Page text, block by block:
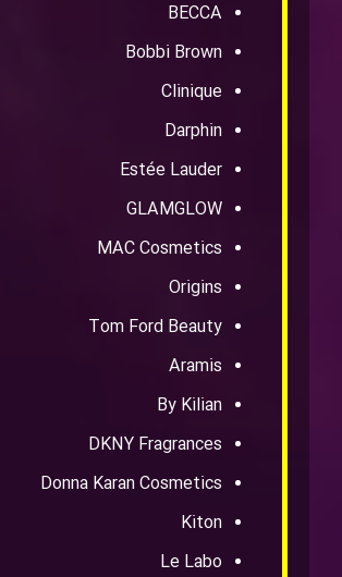
BECCA
Bobbi Brown
Clinique
Darphin
Estée Lauder
GLAMGLOW
MAC Cosmetics
Origins
Tom Ford Beauty
Aramis
By Kilian
DKNY Fragrances
Donna Karan Cosmetics
Kiton
Le Labo